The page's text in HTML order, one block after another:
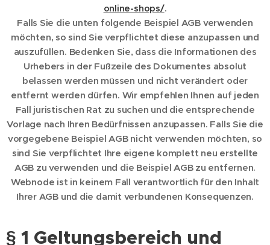
online-shops/.
Falls Sie die unten folgende Beispiel AGB verwenden
möchten, so sind Sie verpflichtet diese anzupassen und
auszufüllen. Bedenken Sie, dass die Informationen des
Urhebers in der Fußzeile des Dokumentes absolut
belassen werden müssen und nicht verändert oder
entfernt werden dürfen. Wir empfehlen Ihnen auf jeden
Fall juristischen Rat zu suchen und die entsprechende
Vorlage nach Ihren Bedürfnissen anzupassen. Falls Sie die
vorgegebene Beispiel AGB nicht verwenden möchten, so
sind Sie verpflichtet Ihre eigene komplett neu erstellte
AGB zu verwenden und die Beispiel AGB zu entfernen.
Webnode ist in keinem Fall verantwortlich für den Inhalt
Ihrer AGB und die damit verbundenen Konsequenzen.
§ 1 Geltungsbereich und